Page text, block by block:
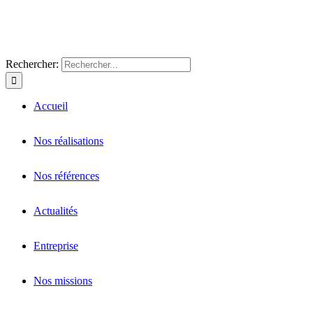
Rechercher:
Accueil
Nos réalisations
Nos références
Actualités
Entreprise
Nos missions